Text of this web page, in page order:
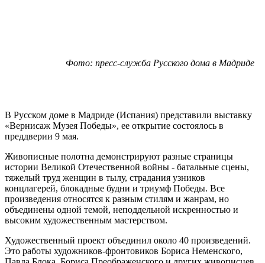
Фото: пресс-служба Русского дома в Мадриде
В Русском доме в Мадриде (Испания) представили выставку
«Вернисаж Музея Победы», ее открытие состоялось в
преддверии 9 мая.
Живописные полотна демонстрируют разные страницы
истории Великой Отечественной войны - батальные сцены,
тяжелый труд женщин в тылу, страдания узников
концлагерей, блокадные будни и триумф Победы. Все
произведения относятся к разным стилям и жанрам, но
объединены одной темой, неподдельной искренностью и
высоким художественным мастерством.
Художественный проект объединил около 40 произведений.
Это работы художников-фронтовиков Бориса Неменского,